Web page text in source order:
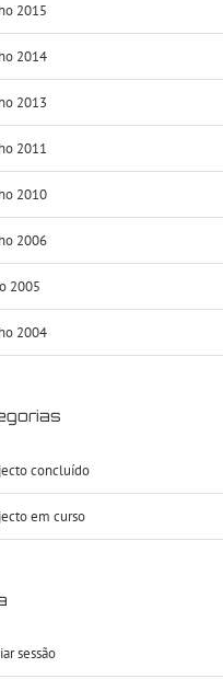
2015
2014
2013
2011
2010
2006
2005
2004
concluído
em curso
sessão